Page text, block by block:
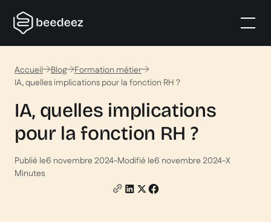
Accueil Blog
Formation métier
IA, quelles implications pour la fonction RH ?
IA, quelles implications
pour la fonction RH ?
Publié le6 novembre 2024-Modifié le6 novembre 2024-X
Minutes